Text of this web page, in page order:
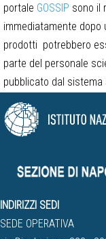
portale GOSSIP sono il
immediatamente
prodotti potrebbero
parte del personale
pubblicato dal sistema
INDIRIZZI SEDI
SEDE OPERATIVA